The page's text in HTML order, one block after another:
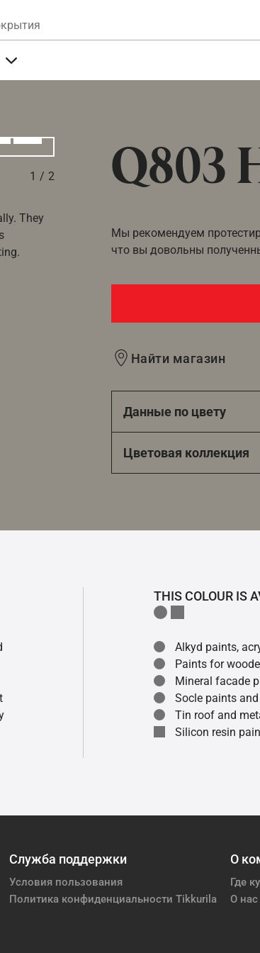
Q803
1 / 2
They
Мы рекомендуем
что вы довольны
Найти магазин
Данные по цвету
Цветовая коллекция
THIS COLOUR IS
Alkyd paints,
Paints for
Mineral facade
Socle paints
Tin roof and
Silicon resin
Служба поддержки
Условия пользования
Политика конфиденциальности Tikkurila
О
Где
О нас